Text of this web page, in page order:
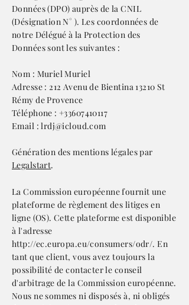
Données (DPO) auprès de la CNIL
(Désignation N° ). Les coordonnées de
notre Délégué à la Protection des
Données sont les suivantes :
Nom : Muriel Muriel
Adresse : 212 Avenu de Bientina 13210 St
Rémy de Provence
Téléphone : +33607410117
Email :lrdj@icloud.com
Génération des mentions légales par
Legalstart.
La Commission européenne fournit une
plateforme de règlement des litiges en
ligne (OS). Cette plateforme est disponible
à l'adresse
http://ec.europa.eu/consumers/odr/. En
tant que client, vous avez toujours la
possibilité de contacter le conseil
d'arbitrage de la Commission européenne.
Nous ne sommes ni disposés à, ni obligés